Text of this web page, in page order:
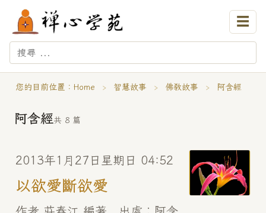
☰
您的目前位置： Home › 智慧故事 › 佛教故事 › 阿含經
阿含經共 8 篇
2013年1月27日星期日 04:52
以欲愛斷欲愛